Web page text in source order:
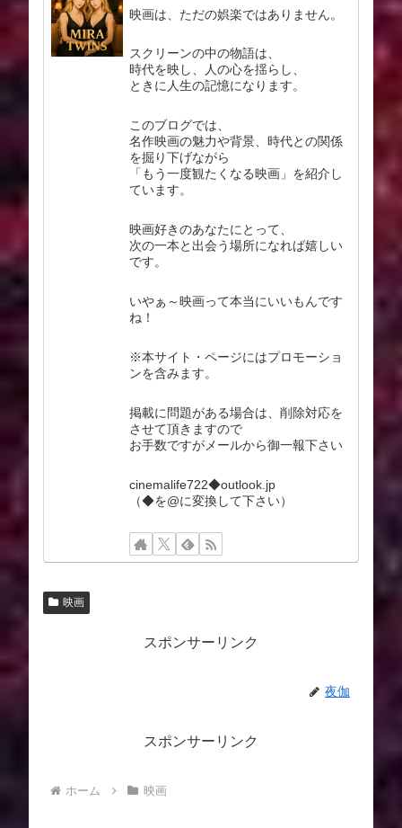
映画は、ただの娯楽ではありません。
スクリーンの中の物語は、
時代を映し、人の心を揺らし、
ときに人生の記憶になります。
このブログでは、
名作映画の魅力や背景、時代との関係
を掘り下げながら
「もう一度観たくなる映画」を紹介し
ています。
映画好きのあなたにとって、
次の一本と出会う場所になれば嬉しい
です。
いやぁ～映画って本当にいいもんです
ね！
※本サイト・ページにはプロモーショ
ンを含みます。
掲載に問題がある場合は、削除対応を
させて頂きますので
お手数ですがメールから御一報下さい
cinemalife722◆outlook.jp
（◆を@に変換して下さい）
映画
スポンサーリンク
夜伽
スポンサーリンク
ホーム 映画